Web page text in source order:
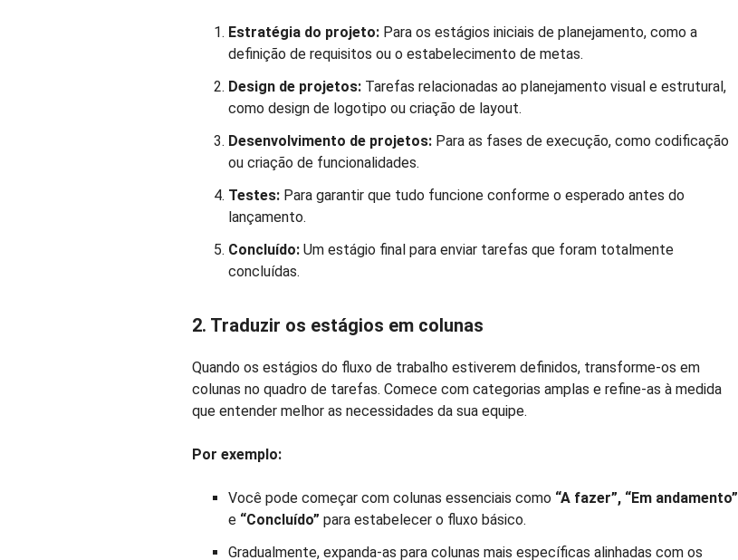
Estratégia do projeto: Para os estágios iniciais de planejamento, como a
definição de requisitos ou o estabelecimento de metas.
Design de projetos: Tarefas relacionadas ao planejamento visual e estrutural,
como design de logotipo ou criação de layout.
Desenvolvimento de projetos: Para as fases de execução, como codificação
ou criação de funcionalidades.
Testes: Para garantir que tudo funcione conforme o esperado antes do
lançamento.
Concluído: Um estágio final para enviar tarefas que foram totalmente
concluídas.
2. Traduzir os estágios em colunas
Quando os estágios do fluxo de trabalho estiverem definidos, transforme-os em
colunas no quadro de tarefas. Comece com categorias amplas e refine-as à medida
que entender melhor as necessidades da sua equipe.
Por exemplo:
Você pode começar com colunas essenciais como “A fazer”, “Em andamento”
e “Concluído” para estabelecer o fluxo básico.
Gradualmente, expanda-as para colunas mais específicas alinhadas com os